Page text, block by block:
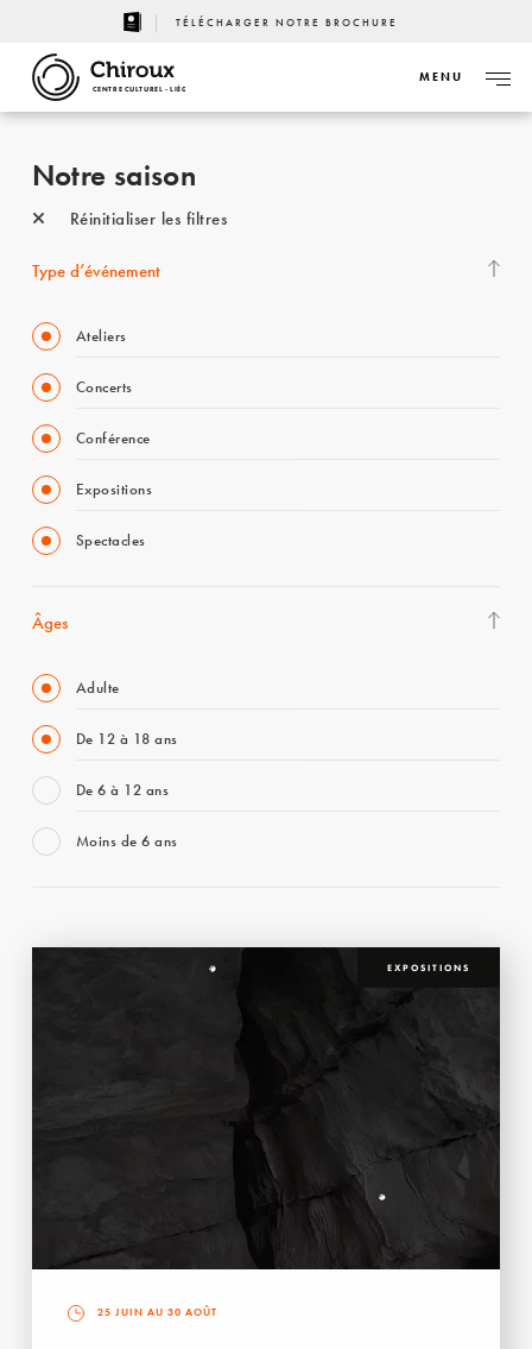
TÉLÉCHARGER NOTRE BROCHURE
CENTRE CULTUREL - LIÈGE
MENU
Notre saison
Réinitialiser les filtres
Type d’événement
Ateliers
Concerts
Conférence
Expositions
Spectacles
Âges
Adulte
De 12 à 18 ans
De 6 à 12 ans
Moins de 6 ans
EXPOSITIONS
25 JUIN AU 30 AOÛT